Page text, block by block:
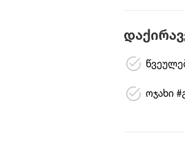
ოჯახი